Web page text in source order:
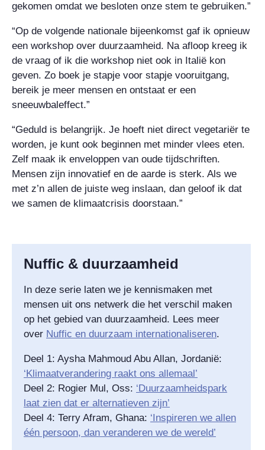
gekomen omdat we besloten onze stem te gebruiken.”
“Op de volgende nationale bijeenkomst gaf ik opnieuw
een workshop over duurzaamheid. Na afloop kreeg ik
de vraag of ik die workshop niet ook in Italië kon
geven. Zo boek je stapje voor stapje vooruitgang,
bereik je meer mensen en ontstaat er een
sneeuwbaleffect.”
“Geduld is belangrijk. Je hoeft niet direct vegetariër te
worden, je kunt ook beginnen met minder vlees eten.
Zelf maak ik enveloppen van oude tijdschriften.
Mensen zijn innovatief en de aarde is sterk. Als we
met z’n allen de juiste weg inslaan, dan geloof ik dat
we samen de klimaatcrisis doorstaan.”
Nuffic & duurzaamheid
In deze serie laten we je kennismaken met
mensen uit ons netwerk die het verschil maken
op het gebied van duurzaamheid. Lees meer
over Nuffic en duurzaam internationaliseren.
Deel 1: Aysha Mahmoud Abu Allan, Jordanië:
‘Klimaatverandering raakt ons allemaal’
Deel 2: Rogier Mul, Oss: ‘Duurzaamheidspark
laat zien dat er alternatieven zijn’
Deel 4: Terry Afram, Ghana: ‘Inspireren we allen
één persoon, dan veranderen we de wereld’